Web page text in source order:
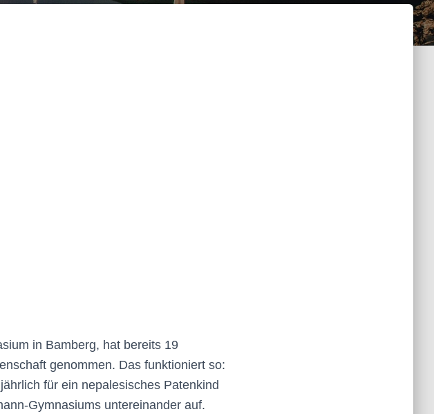
in Bamberg, hat bereits 19
genommen. Das funktioniert so:
für ein nepalesisches Patenkind
Gymnasiums untereinander auf.